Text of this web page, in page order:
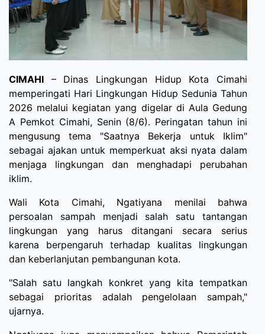
CIMAHI – Dinas Lingkungan Hidup Kota Cimahi
memperingati Hari Lingkungan Hidup Sedunia Tahun
2026 melalui kegiatan yang digelar di Aula Gedung
A Pemkot Cimahi, Senin (8/6). Peringatan tahun ini
mengusung tema "Saatnya Bekerja untuk Iklim"
sebagai ajakan untuk memperkuat aksi nyata dalam
menjaga lingkungan dan menghadapi perubahan
iklim.
Wali Kota Cimahi, Ngatiyana menilai bahwa
persoalan sampah menjadi salah satu tantangan
lingkungan yang harus ditangani secara serius
karena berpengaruh terhadap kualitas lingkungan
dan keberlanjutan pembangunan kota.
"Salah satu langkah konkret yang kita tempatkan
sebagai prioritas adalah pengelolaan sampah,"
ujarnya.